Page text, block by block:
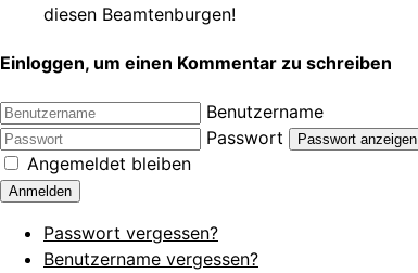
diesen Beamtenburgen!
Einloggen, um einen Kommentar zu schreiben
Benutzername
Passwort
Passwort anzeigen
Angemeldet bleiben
Anmelden
Passwort vergessen?
Benutzername vergessen?